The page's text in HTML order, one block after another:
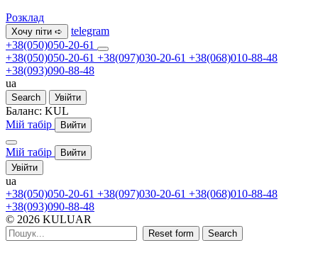
Розклад
Хочу піти ➪
telegram
+38(050)050-20-61
+38(050)050-20-61 +38(097)030-20-61 +38(068)010-88-48
+38(093)090-88-48
ua
Search Увійти
Баланс: KUL
Мій табір
Вийти
Мій табір
Вийти
Увійти
ua
+38(050)050-20-61 +38(097)030-20-61 +38(068)010-88-48
+38(093)090-88-48
© 2026 KULUAR
Reset form Search